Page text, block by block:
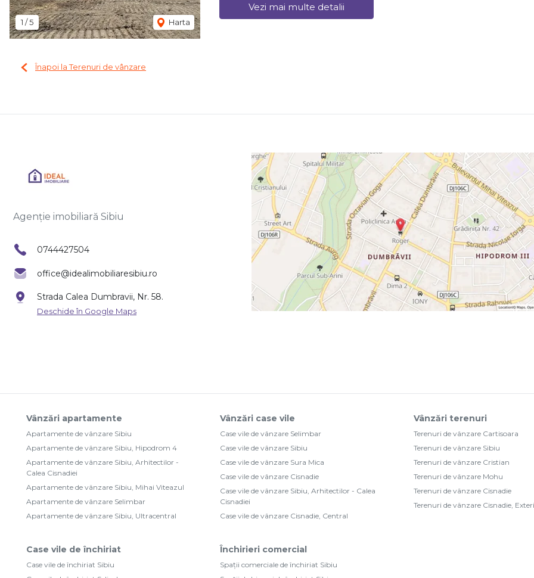
1 /5 Harta
Vezi mai multe detalii
Înapoi la Terenuri de vânzare
Agenție imobiliară Sibiu
0744427504
office@idealimobiliaresibiu.ro
Strada Calea Dumbravii, Nr. 58.
Deschide în Google Maps
Vânzări apartamente
Apartamente de vânzare Sibiu
Apartamente de vânzare Sibiu, Hipodrom 4
Apartamente de vânzare Sibiu, Arhitectilor -
Calea Cisnadiei
Apartamente de vânzare Sibiu, Mihai Viteazul
Apartamente de vânzare Selimbar
Apartamente de vânzare Sibiu, Ultracentral
Vânzări case vile
Case vile de vânzare Selimbar
Case vile de vânzare Sibiu
Case vile de vânzare Sura Mica
Case vile de vânzare Cisnadie
Case vile de vânzare Sibiu, Arhitectilor - Calea
Cisnadiei
Case vile de vânzare Cisnadie, Central
Vânzări terenuri
Terenuri de vânzare Cartisoara
Terenuri de vânzare Sibiu
Terenuri de vânzare Cristian
Terenuri de vânzare Mohu
Terenuri de vânzare Cisnadie
Terenuri de vânzare Cisnadie,
Case vile de închiriat
Case vile de închiriat Sibiu
Închirieri comercial
Spații comerciale de închiriat Sibiu